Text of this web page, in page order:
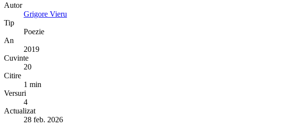
Autor
Grigore Vieru
Tip
Poezie
An
2019
Cuvinte
20
Citire
1 min
Versuri
4
Actualizat
28 feb. 2026